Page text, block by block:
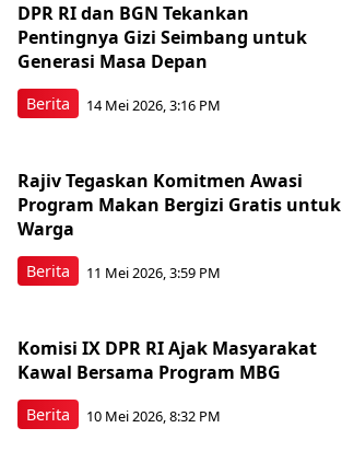
Berita
DPR RI dan BGN Tekankan
Pentingnya Gizi Seimbang untuk
Generasi Masa Depan
14 Mei 2026, 3:16 PM
Berita
Rajiv Tegaskan Komitmen Awasi
Program Makan Bergizi Gratis untuk
Warga
11 Mei 2026, 3:59 PM
Berita
Komisi IX DPR RI Ajak Masyarakat
Kawal Bersama Program MBG
10 Mei 2026, 8:32 PM